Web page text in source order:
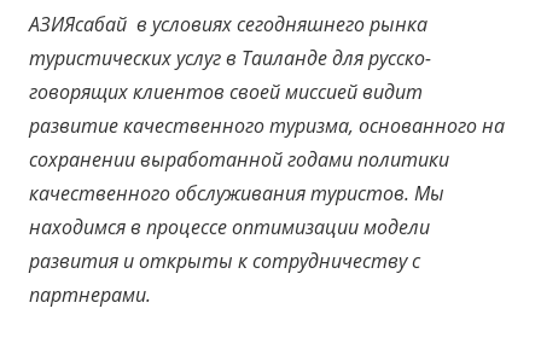
АЗИЯсабай в условиях сегодняшнего рынка
туристических услуг в Таиланде для русско-
говорящих клиентов своей миссией видит
развитие качественного туризма, основанного на
сохранении выработанной годами политики
качественного обслуживания туристов. Мы
находимся в процессе оптимизации модели
развития и открыты к сотрудничеству с
партнерами.